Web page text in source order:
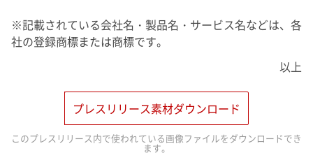
※記載されている会社名・製品名・サービス名などは、各
社の登録商標または商標です。
以上
プレスリリース素材ダウンロード
このプレスリリース内で使われている画像ファイルをダウンロードでき
ます。